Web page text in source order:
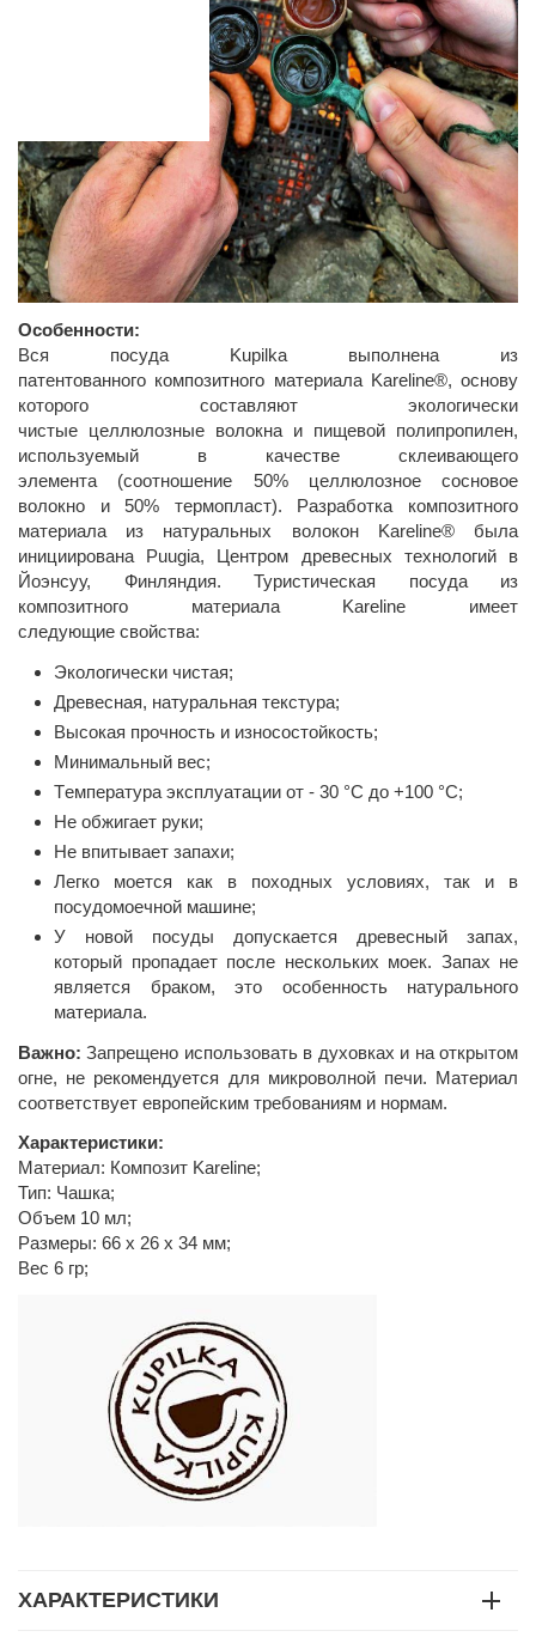
Особенности:
Вся посуда Kupilka выполнена из
патентованного композитного материала Kareline®, основу
которого составляют экологически
чистые целлюлозные волокна и пищевой полипропилен,
используемый в качестве склеивающего
элемента (соотношение 50% целлюлозное сосновое
волокно и 50% термопласт). Разработка композитного
материала из натуральных волокон Kareline® была
инициирована Puugia, Центром древесных технологий в
Йоэнсуу, Финляндия. Туристическая посуда из
композитного материала Kareline имеет
следующие свойства:
Экологически чистая;
Древесная, натуральная текстура;
Высокая прочность и износостойкость;
Минимальный вес;
Tемпература эксплуатации от - 30 °C до +100 °C;
Не обжигает руки;
Не впитывает запахи;
Легко моется как в походных условиях, так и в
посудомоечной машине;
У новой посуды допускается древесный запах,
который пропадает после нескольких моек. Запах не
является браком, это особенность натурального
материала.
Важно: Запрещено использовать в духовках и на открытом
огне, не рекомендуется для микроволной печи. Материал
соответствует европейским требованиям и нормам.
Характеристики:
Материал: Композит Kareline;
Тип: Чашка;
Объем 10 мл;
Размеры: 66 х 26 х 34 мм;
Вес 6 гр;
ХАРАКТЕРИСТИКИ